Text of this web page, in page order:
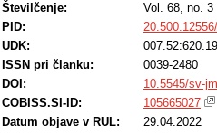
Številčenje:
Vol. 68, no. 3
PID:
UDK:
007.52:620.19
ISSN pri članku:
0039-2480
DOI:
10.5545/sv-
COBISS.SI-ID:
105665027
Datum objave v RUL:
29.04.2022